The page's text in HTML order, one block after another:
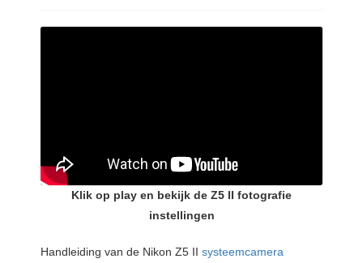
Klik op play en bekijk de Z5 II fotografie
instellingen
Handleiding van de Nikon Z5 II systeemcamera